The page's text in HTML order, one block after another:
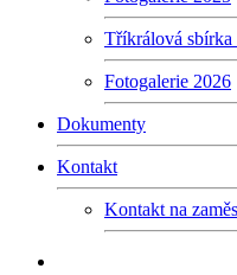
Tříkrálová
Fotogalerie 2026
Dokumenty
Kontakt
Kontakt na